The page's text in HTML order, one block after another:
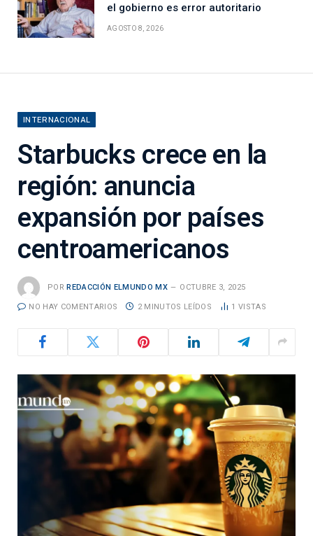
el gobierno es error autoritario
AGOSTO 8, 2026
INTERNACIONAL
Starbucks crece en la
región: anuncia
expansión por países
centroamericanos
POR REDACCIÓN ELMUNDO MX OCTUBRE 3, 2025
NO HAY COMENTARIOS 2 MINUTOS LEÍDOS 1 VISTAS